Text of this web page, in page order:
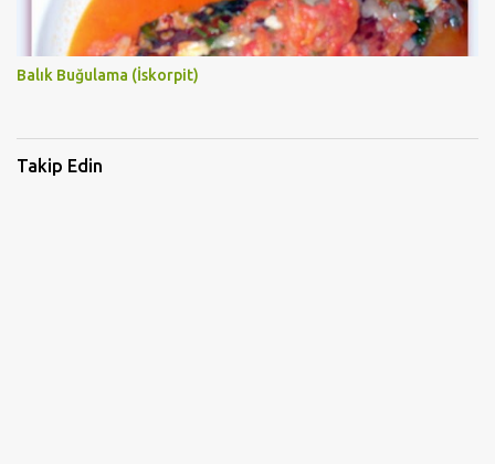
Balık Buğulama (İskorpit)
Takip Edin